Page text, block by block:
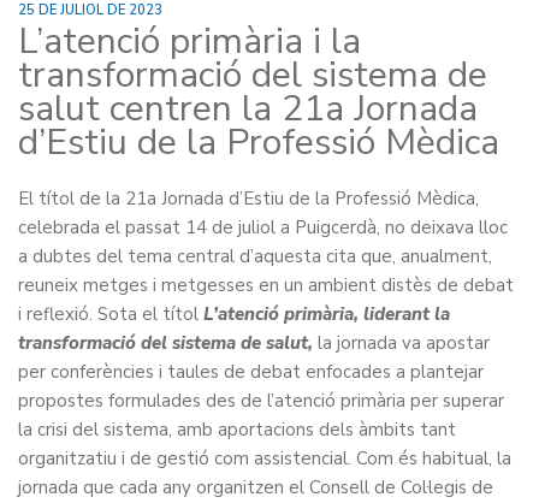
25 DE JULIOL DE 2023
L’atenció primària i la
transformació del sistema de
salut centren la 21a Jornada
d’Estiu de la Professió Mèdica
El títol de la 21a Jornada d’Estiu de la Professió Mèdica,
celebrada el passat 14 de juliol a Puigcerdà, no deixava lloc
a dubtes del tema central d’aquesta cita que, anualment,
reuneix metges i metgesses en un ambient distès de debat
i reflexió. Sota el títol L’atenció primària, liderant la
transformació del sistema de salut, la jornada va apostar
per conferències i taules de debat enfocades a plantejar
propostes formulades des de l’atenció primària per superar
la crisi del sistema, amb aportacions dels àmbits tant
organitzatiu i de gestió com assistencial. Com és habitual, la
jornada que cada any organitzen el Consell de Col·legis de